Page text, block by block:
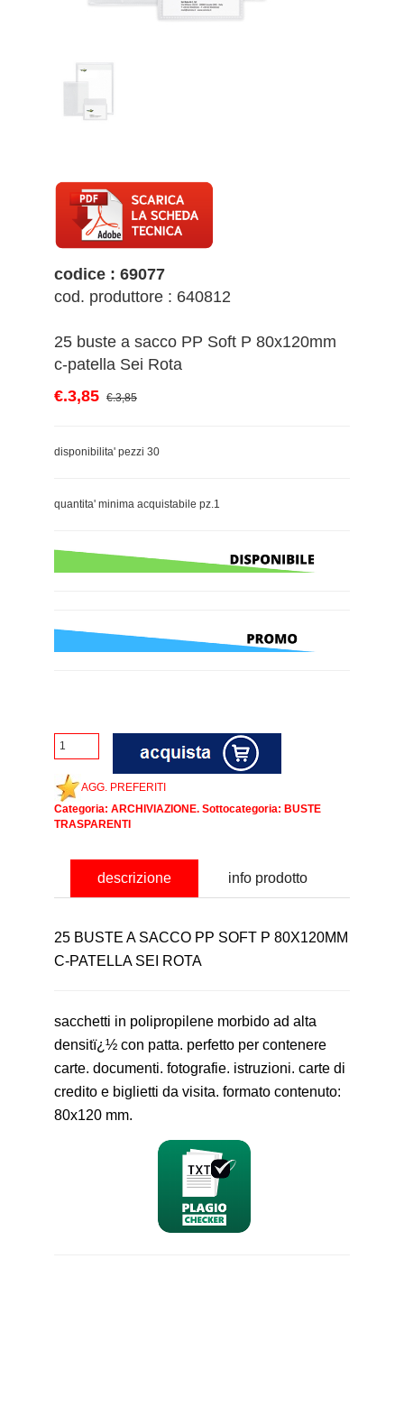
codice : 69077
cod. produttore : 640812
25 buste a sacco PP Soft P 80x120mm
c-patella Sei Rota
€.3,85 €.3,85
disponibilita' pezzi 30
quantita' minima acquistabile pz.1
AGG. PREFERITI
Categoria: ARCHIVIAZIONE. Sottocategoria: BUSTE
TRASPARENTI
descrizione info prodotto
25 BUSTE A SACCO PP SOFT P 80X120MM
C-PATELLA SEI ROTA
sacchetti in polipropilene morbido ad alta
densitï¿½ con patta. perfetto per contenere
carte. documenti. fotografie. istruzioni. carte di
credito e biglietti da visita. formato contenuto:
80x120 mm.